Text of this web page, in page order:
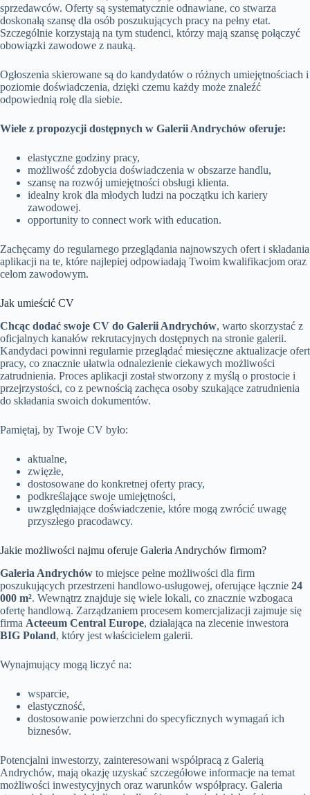
sprzedawców. Oferty są systematycznie odnawiane, co stwarza
doskonałą szansę dla osób poszukujących pracy na pełny etat.
Szczególnie korzystają na tym studenci, którzy mają szansę połączyć
obowiązki zawodowe z nauką.
Ogłoszenia skierowane są do kandydatów o różnych umiejętnościach i
poziomie doświadczenia, dzięki czemu każdy może znaleźć
odpowiednią rolę dla siebie.
Wiele z propozycji dostępnych w Galerii Andrychów oferuje:
elastyczne godziny pracy,
możliwość zdobycia doświadczenia w obszarze handlu,
szansę na rozwój umiejętności obsługi klienta.
idealny krok dla młodych ludzi na początku ich kariery
zawodowej.
opportunity to connect work with education.
Zachęcamy do regularnego przeglądania najnowszych ofert i składania
aplikacji na te, które najlepiej odpowiadają Twoim kwalifikacjom oraz
celom zawodowym.
Jak umieścić CV
Chcąc dodać swoje CV do Galerii Andrychów, warto skorzystać z
oficjalnych kanałów rekrutacyjnych dostępnych na stronie galerii.
Kandydaci powinni regularnie przeglądać miesięczne aktualizacje ofert
pracy, co znacznie ułatwia odnalezienie ciekawych możliwości
zatrudnienia. Proces aplikacji został stworzony z myślą o prostocie i
przejrzystości, co z pewnością zachęca osoby szukające zatrudnienia
do składania swoich dokumentów.
Pamiętaj, by Twoje CV było:
aktualne,
zwięzłe,
dostosowane do konkretnej oferty pracy,
podkreślające swoje umiejętności,
uwzględniające doświadczenie, które mogą zwrócić uwagę
przyszłego pracodawcy.
Jakie możliwości najmu oferuje Galeria Andrychów firmom?
Galeria Andrychów to miejsce pełne możliwości dla firm
poszukujących przestrzeni handlowo-usługowej, oferujące łącznie 24
000 m². Wewnątrz znajduje się wiele lokali, co znacznie wzbogaca
ofertę handlową. Zarządzaniem procesem komercjalizacji zajmuje się
firma Acteeum Central Europe, działająca na zlecenie inwestora
BIG Poland, który jest właścicielem galerii.
Wynajmujący mogą liczyć na:
wsparcie,
elastyczność,
dostosowanie powierzchni do specyficznych wymagań ich
biznesów.
Potencjalni inwestorzy, zainteresowani współpracą z Galerią
Andrychów, mają okazję uzyskać szczegółowe informacje na temat
możliwości inwestycyjnych oraz warunków współpracy. Galeria